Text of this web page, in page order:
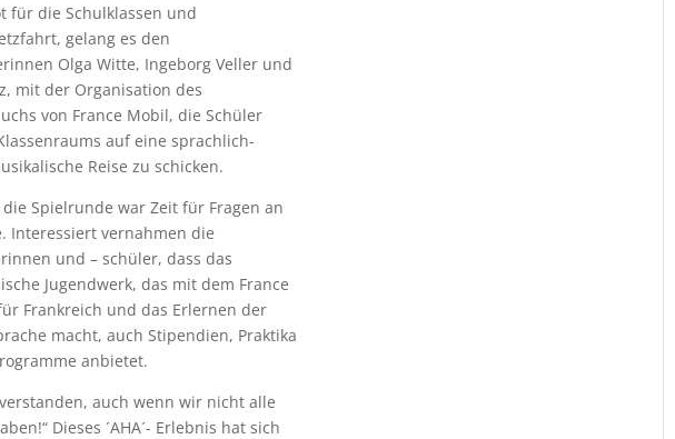
für die Schulklassen und
gelang es den
Olga Witte, Ingeborg Veller und
mit der Organisation des
von France Mobil, die Schüler
auf eine sprachlich-
Reise zu schicken.
Spielrunde war Zeit für Fragen an
Interessiert vernahmen die
und – schüler, dass das
Jugendwerk, das mit dem France
Frankreich und das Erlernen der
macht, auch Stipendien, Praktika
anbietet.
auch wenn wir nicht alle
Dieses ´AHA´- Erlebnis hat sich